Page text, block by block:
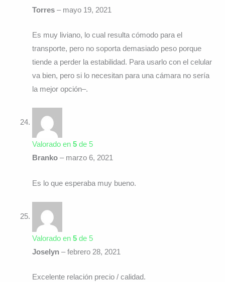
Torres – mayo 19, 2021
Es muy liviano, lo cual resulta cómodo para el
transporte, pero no soporta demasiado peso porque
tiende a perder la estabilidad. Para usarlo con el celular
va bien, pero si lo necesitan para una cámara no sería
la mejor opción–.
Valorado en 5de 5
Branko – marzo 6, 2021
Es lo que esperaba muy bueno.
Valorado en 5de 5
Joselyn – febrero 28, 2021
Excelente relación precio / calidad.